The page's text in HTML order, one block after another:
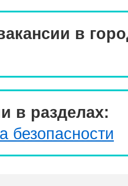
в
в разделах:
безопасности